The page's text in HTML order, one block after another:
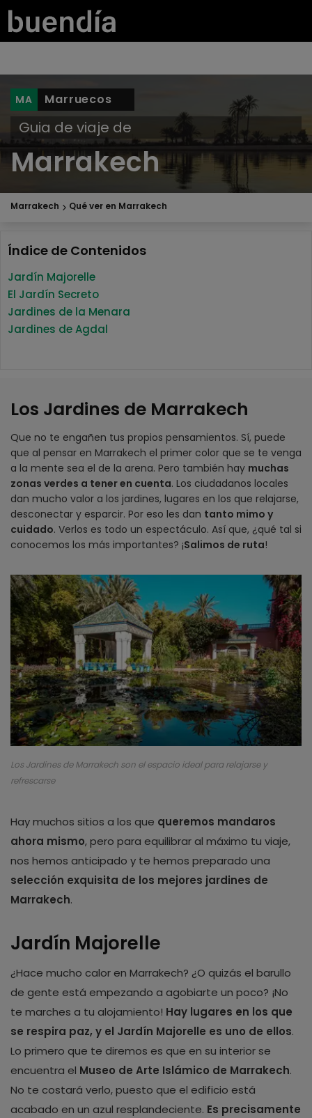
Marruecos
Guia de viaje de
Marrakech
Marrakech Qué ver en Marrakech
Índice de Contenidos
Jardín Majorelle
El Jardín Secreto
Jardines de la Menara
Jardines de Agdal
Los Jardines de Marrakech
Que no te engañen tus propios pensamientos. Sí, puede
que al pensar en Marrakech el primer color que se te venga
a la mente sea el de la arena. Pero también hay muchas
zonas verdes a tener en cuenta. Los ciudadanos locales
dan mucho valor a los jardines, lugares en los que relajarse,
desconectar y esparcir. Por eso les dan tanto mimo y
cuidado. Verlos es todo un espectáculo. Así que, ¿qué tal si
conocemos los más importantes? ¡Salimos de ruta!
Los Jardines de Marrakech son el espacio ideal para relajarse y
refrescarse
Hay muchos sitios a los que queremos mandaros
ahora mismo, pero para equilibrar al máximo tu viaje,
nos hemos anticipado y te hemos preparado una
selección exquisita de los mejores jardines de
Marrakech.
Jardín Majorelle
¿Hace mucho calor en Marrakech? ¿O quizás el barullo
de gente está empezando a agobiarte un poco? ¡No
te marches a tu alojamiento! Hay lugares en los que
se respira paz, y el Jardín Majorelle es uno de ellos.
Lo primero que te diremos es que en su interior se
encuentra el Museo de Arte Islámico de Marrakech.
No te costará verlo, puesto que el edificio está
acabado en un azul resplandeciente. Es precisamente